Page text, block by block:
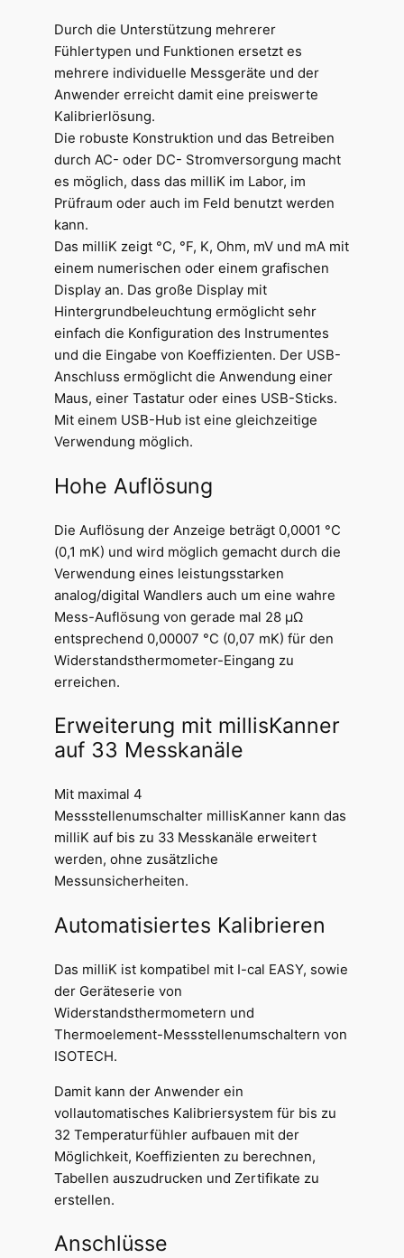
Durch die Unterstützung mehrerer
Fühlertypen und Funktionen ersetzt es
mehrere individuelle Messgeräte und der
Anwender erreicht damit eine preiswerte
Kalibrierlösung.
Die robuste Konstruktion und das Betreiben
durch AC- oder DC- Stromversorgung macht
es möglich, dass das milliK im Labor, im
Prüfraum oder auch im Feld benutzt werden
kann.
Das milliK zeigt °C, °F, K, Ohm, mV und mA mit
einem numerischen oder einem grafischen
Display an. Das große Display mit
Hintergrundbeleuchtung ermöglicht sehr
einfach die Konfiguration des Instrumentes
und die Eingabe von Koeffizienten. Der USB-
Anschluss ermöglicht die Anwendung einer
Maus, einer Tastatur oder eines USB-Sticks.
Mit einem USB-Hub ist eine gleichzeitige
Verwendung möglich.
Hohe Auflösung
Die Auflösung der Anzeige beträgt 0,0001 °C
(0,1 mK) und wird möglich gemacht durch die
Verwendung eines leistungsstarken
analog/digital Wandlers auch um eine wahre
Mess-Auflösung von gerade mal 28 µΩ
entsprechend 0,00007 °C (0,07 mK) für den
Widerstandsthermometer-Eingang zu
erreichen.
Erweiterung mit millisKanner
auf 33 Messkanäle
Mit maximal 4
Messstellenumschalter millisKanner kann das
milliK auf bis zu 33 Messkanäle erweitert
werden, ohne zusätzliche
Messunsicherheiten.
Automatisiertes Kalibrieren
Das milliK ist kompatibel mit I-cal EASY, sowie
der Geräteserie von
Widerstandsthermometern und
Thermoelement-Messstellenumschaltern von
ISOTECH.
Damit kann der Anwender ein
vollautomatisches Kalibriersystem für bis zu
32 Temperaturfühler aufbauen mit der
Möglichkeit, Koeffizienten zu berechnen,
Tabellen auszudrucken und Zertifikate zu
erstellen.
Anschlüsse